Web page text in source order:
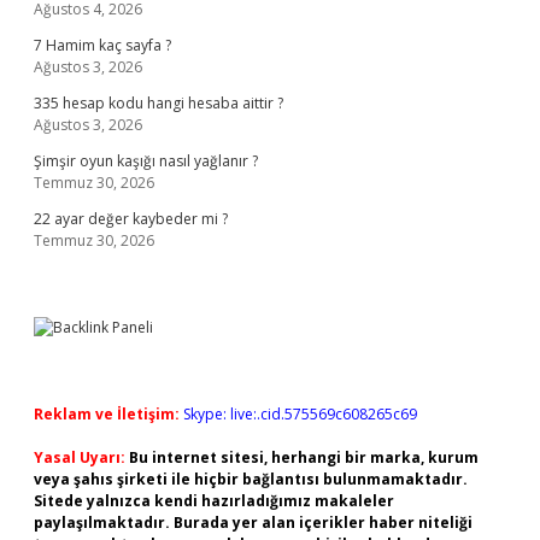
Ağustos 4, 2026
7 Hamim kaç sayfa ?
Ağustos 3, 2026
335 hesap kodu hangi hesaba aittir ?
Ağustos 3, 2026
Şimşir oyun kaşığı nasıl yağlanır ?
Temmuz 30, 2026
22 ayar değer kaybeder mi ?
Temmuz 30, 2026
Reklam ve İletişim: Skype: live:.cid.575569c608265c69
Yasal Uyarı: Bu internet sitesi, herhangi bir marka, kurum
veya şahıs şirketi ile hiçbir bağlantısı bulunmamaktadır.
Sitede yalnızca kendi hazırladığımız makaleler
paylaşılmaktadır. Burada yer alan içerikler haber niteliği